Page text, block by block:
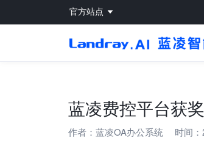
官方站点
蓝凌费控平台获
作者： 蓝凌OA办公系统 时间